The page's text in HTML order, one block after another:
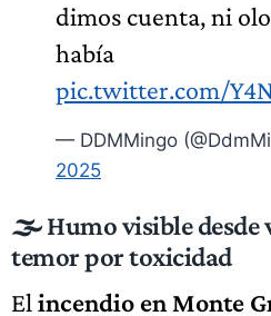
dimos cuenta, ni
había
pic.twitter.com/
— DDMMingo
2025
🌫️ Humo visible desde
temor por toxicidad
El incendio en Monte